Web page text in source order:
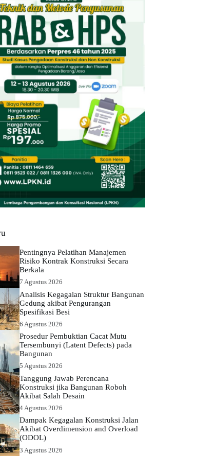
Pentingnya Pelatihan Manajemen
Risiko Kontrak Konstruksi Secara
Berkala
7 Agustus 2026
Analisis Kegagalan Struktur Bangunan
Gedung akibat Pengurangan
Spesifikasi Besi
6 Agustus 2026
Prosedur Pembuktian Cacat Mutu
Tersembunyi (Latent Defects) pada
Bangunan
5 Agustus 2026
Tanggung Jawab Perencana
Konstruksi jika Bangunan Roboh
Akibat Salah Desain
4 Agustus 2026
Dampak Kegagalan Konstruksi Jalan
Akibat Overdimension and Overload
(ODOL)
3 Agustus 2026